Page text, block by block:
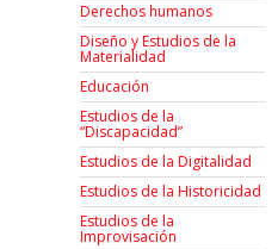
Derechos humanos
Diseño y Estudios de la
Materialidad
Educación
Estudios de la
“Discapacidad”
Estudios de la Digitalidad
Estudios de la Historicidad
Estudios de la
Improvisación